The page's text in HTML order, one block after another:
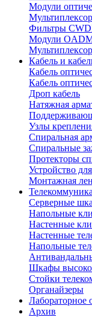
Модули
Фильтры
Модули
Кабель и
Кабель
Кабель
Дроп кабель
Натяжная
Узлы
Спиральная
Спиральные
Протекторы
Устройство
Монтажная
Серверные
Напольные
Настенные
Настенные
Напольные
Шкафы
Стойки
Органайзеры
Лабораторное
Архив